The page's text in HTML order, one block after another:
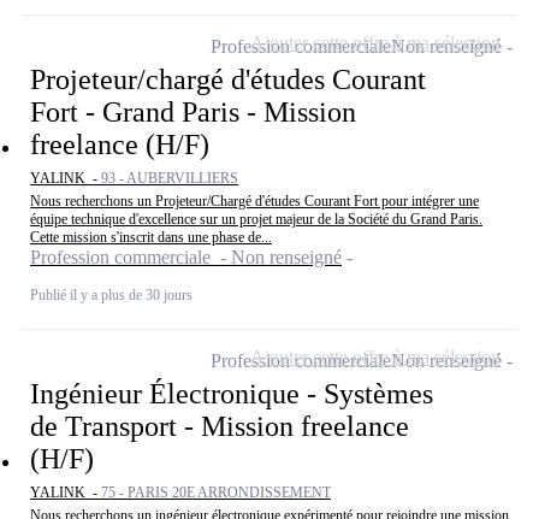
Projeteur/chargé d'études Courant
Fort - Grand Paris - Mission
freelance (H/F)
YALINK - 93 - AUBERVILLIERS
Nous recherchons un Projeteur/Chargé d'études Courant Fort pour intégrer une
équipe technique d'excellence sur un projet majeur de la Société du Grand Paris.
Cette mission s'inscrit dans une phase de...
Profession commerciale - Non renseigné
Publié il y a plus de 30 jours
Profession commercialeNon renseigné
Ajouter cette offre à ma sélection
Ingénieur Électronique - Systèmes
de Transport - Mission freelance
(H/F)
YALINK - 75 - PARIS 20E ARRONDISSEMENT
Nous recherchons un ingénieur électronique expérimenté pour rejoindre une mission
Profession commercialeNon renseigné
Ajouter cette offre à ma sélection